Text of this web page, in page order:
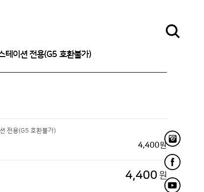
테이션 전용(G5 호환불가)
전용(G5 호환불가)
4,400원
4,400 원